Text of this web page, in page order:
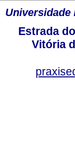
Universidade
Estrada
Vitória